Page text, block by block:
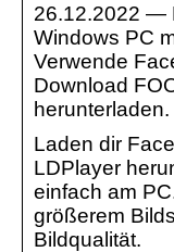
26.12.2022 —
Windows PC
Verwende
Download
herunterladen.
Laden dir
LDPlayer
einfach am
größerem
Bildqualität.